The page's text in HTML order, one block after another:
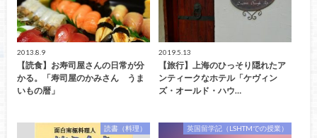
2013.8.9
【読食】お寿司屋さんの日常が分
かる。「寿司屋のかみさん うま
いもの暦」
2019.5.13
【旅行】上海のひっそり隠れたア
ンティークなホテル「ケヴィン
ズ・オールド・ハウ…
読書（料理） 英国留学記（LSHTMでの授業）